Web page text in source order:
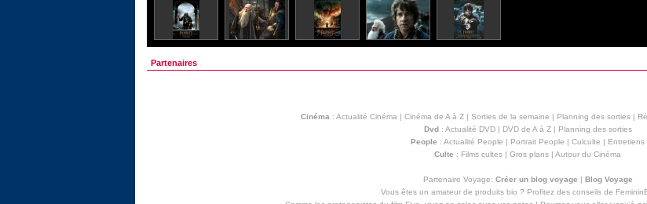
Partenaires
Cinéma : Actualité Cinéma | Cinéma de A à Z| Sorties de la semaine | Planning des sorties|
Dvd: Actualité DVD| DVD de A à Z| Planning des sorties
People : Actualité People | Portrait People | Culculte | Entretiens
Culte : Films cultes | Gros plans | Autour du Cinéma
Partenaire Voyage: Créer un blog voyage | Blog Voyage
Vous êtes un amateur de produits bio ? Profitez des conseils de